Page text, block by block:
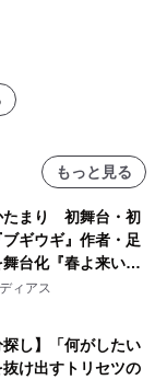
もっと見る
たまり 初舞台・初
ギウギ』作者・足
台化『春よ来い、
ジュアル解禁！
ィアス
探し】「何がしたい
け出すトリセツの